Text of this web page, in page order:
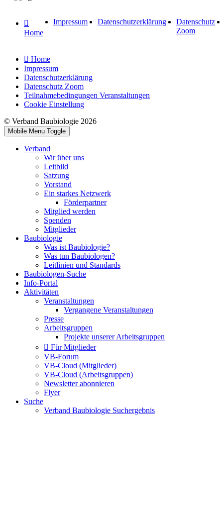
Home
Impressum Datenschutzerklärung
Datenschutz
Zoom
Home
Impressum
Datenschutzerklärung
Datenschutz Zoom
Teilnahmebedingungen Veranstaltungen
Cookie Einstellung
© Verband Baubiologie 2026
Mobile Menu Toggle
Verband
Wir über uns
Leitbild
Satzung
Vorstand
Ein starkes Netzwerk
Förderpartner
Mitglied werden
Spenden
Mitglieder
Baubiologie
Was ist Baubiologie?
Was tun Baubiologen?
Leitlinien und Standards
Baubiologen-Suche
Info-Portal
Aktivitäten
Veranstaltungen
Vergangene Veranstaltungen
Presse
Arbeitsgruppen
Projekte unserer Arbeitsgruppen
Für Mitglieder
VB-Forum
VB-Cloud (Mitglieder)
VB-Cloud (Arbeitsgruppen)
Newsletter abonnieren
Flyer
Suche
Verband Baubiologie Suchergebnis